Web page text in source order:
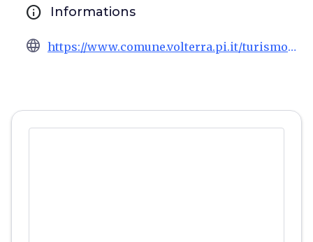
info Informations
language https://www.comune.volterra.pi.it/turismo